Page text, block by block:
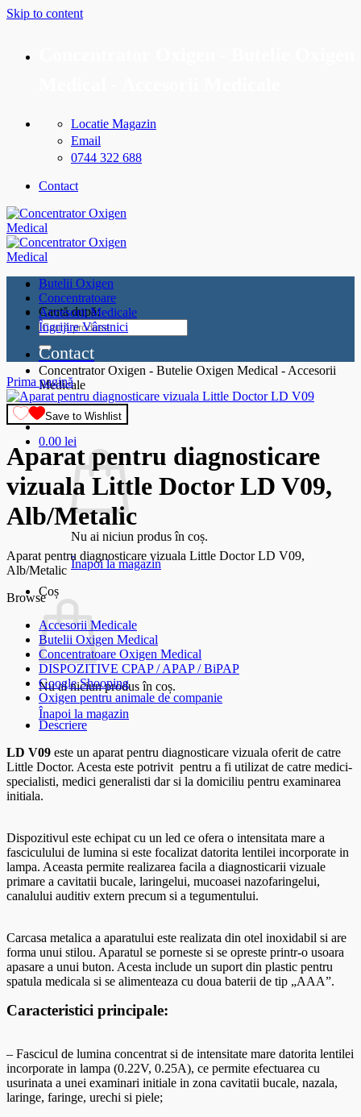
Skip to content
Locatie Magazin
Email
0744 322 688
Contact
Caută după:
Concentrator Oxigen - Butelie Oxigen Medical - Accesorii
Medicale
0.00 lei
Nu ai niciun produs în coș.
Înapoi la magazin
Coș
Nu ai niciun produs în coș.
Înapoi la magazin
Butelii Oxigen
Concentratoare
Accesorii Medicale
Îngrijire Vârstnici
Contact
Prima pagină
Save to Wishlist
Aparat pentru diagnosticare
vizuala Little Doctor LD V09,
Alb/Metalic
Aparat pentru diagnosticare vizuala Little Doctor LD V09,
Alb/Metalic
Browse
Accesorii Medicale
Butelii Oxigen Medical
Concentratoare Oxigen Medical
DISPOZITIVE CPAP / APAP / BiPAP
Google Shooping
Oxigen pentru animale de companie
Descriere
LD V09 este un aparat pentru diagnosticare vizuala oferit de catre
Little Doctor. Acesta este potrivit pentru a fi utilizat de catre medici-
specialisti, medici generalisti dar si la domiciliu pentru examinarea
initiala.
Dispozitivul este echipat cu un led ce ofera o intensitata mare a
fasciculului de lumina si este focalizat datorita lentilei incorporate in
lampa. Aceasta permite realizarea facila a diagnosticarii vizuale
primare a cavitatii bucale, laringelui, mucoasei nazofaringelui,
canalului auditiv extern precum si a tegumentului.
Carcasa metalica a aparatului este realizata din otel inoxidabil si are
forma unui stilou. Aparatul se porneste si se opreste printr-o usoara
apasare a unui buton. Acesta include un suport din plastic pentru
spatula medicala si se alimenteaza cu doua baterii de tip „AAA”.
Caracteristici principale:
– Fascicul de lumina concentrat si de intensitate mare datorita lentilei
incorporate in lampa (0.22V, 0.25A), ce permite efectuarea cu
usurinata a unei examinari initiale in zona cavitatii bucale, nazala,
laringe, faringe, urechi si piele;